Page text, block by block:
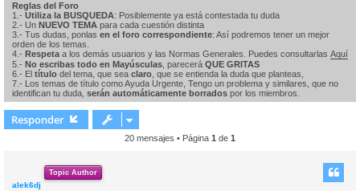
Reglas del Foro
1.- Utiliza la BUSQUEDA: Posiblemente ya está contestada tu duda
2.- Un NUEVO TEMA para cada cuestión distinta
3.- Tus dudas, ponlas en el foro correspondiente: Así podremos tener un mejor
orden de los temas.
4.- Respeta a los demás usuarios y las Normas Generales. Puedes consultarlas Aquí
5.- No escribas todo en Mayúsculas , parecerá QUE GRITAS
6.- El título del tema, que sea claro , que se entienda la duda que planteas,
7.- Los temas de título como Ayuda Urgente, Tengo un problema y similares, que no
identifican tu duda, serán automáticamente borrados por los miembros.
Responder
20 mensajes • Página 1 de 1
Topic Author
alek6dj